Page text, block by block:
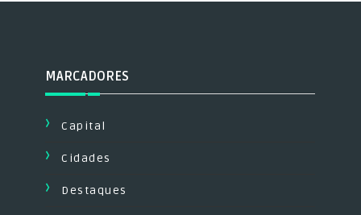
MARCADORES
Capital
Cidades
Destaques